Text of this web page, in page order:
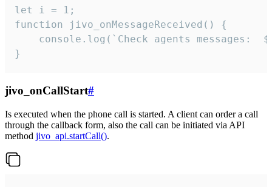
let i = 1;
function jivo_onMessageReceived() {
}
jivo_onCallStart#
Is executed when the phone call is started. A client can order a call
through the callback form, also the call can be initiated via API
method jivo_api.startCall().